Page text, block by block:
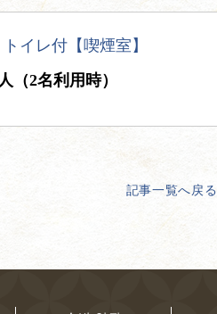
イレ付【喫煙室】
（2名利用時）
記事一覧へ戻る